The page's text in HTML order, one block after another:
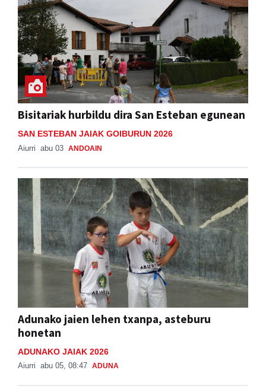
Bisitariak hurbildu dira San Esteban egunean
SAN ESTEBAN JAIAK GOIBURUN 2026
Aiurri abu 03 ANDOAIN
Adunako jaien lehen txanpa, asteburu
honetan
ADUNAKO JAIAK 2026
Aiurri abu 05, 08:47 ADUNA